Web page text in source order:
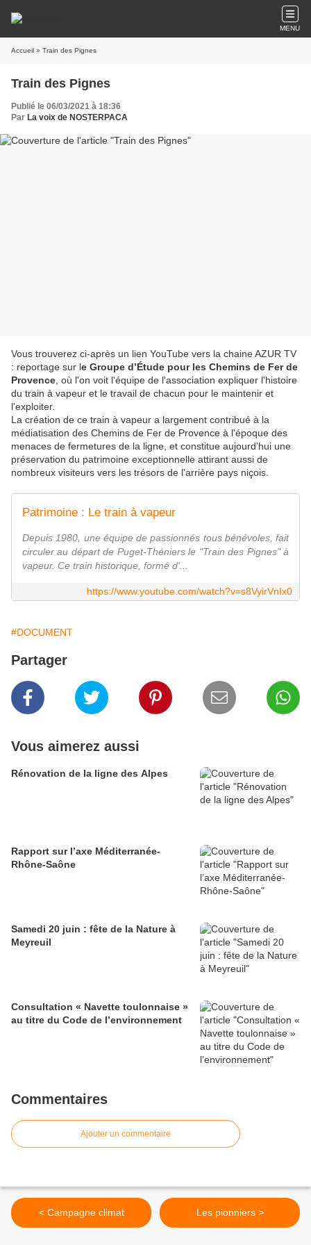
MENU
Accueil » Train des Pignes
Train des Pignes
Publié le 06/03/2021 à 18:36
Par La voix de NOSTERPACA
Vous trouverez ci-après un lien YouTube vers la chaine AZUR TV
: reportage sur le Groupe d’Étude pour les Chemins de Fer de
Provence , où l'on voit l'équipe de l'association expliquer l'histoire
du train à vapeur et le travail de chacun pour le maintenir et
l'exploiter.
La création de ce train à vapeur a largement contribué à la
médiatisation des Chemins de Fer de Provence à l'époque des
menaces de fermetures de la ligne, et constitue aujourd'hui une
préservation du patrimoine exceptionnelle attirant aussi de
nombreux visiteurs vers les trésors de l'arrière pays niçois.
Patrimoine : Le train à vapeur
Depuis 1980, une équipe de passionnés tous bénévoles, fait
circuler au départ de Puget-Théniers le "Train des Pignes" à
vapeur. Ce train historique, formé d'...
https://www.youtube.com/watch?v=s8VyirVnIx0
#DOCUMENT
Partager
Vous aimerez aussi
Rénovation de la ligne des Alpes
Rapport sur l’axe Méditerranée-
Rhône-Saône
Samedi 20 juin : fête de la Nature à
Meyreuil
Consultation « Navette toulonnaise »
au titre du Code de l’environnement
Commentaires
Ajouter un commentaire
< Campagne climat Les pionniers >